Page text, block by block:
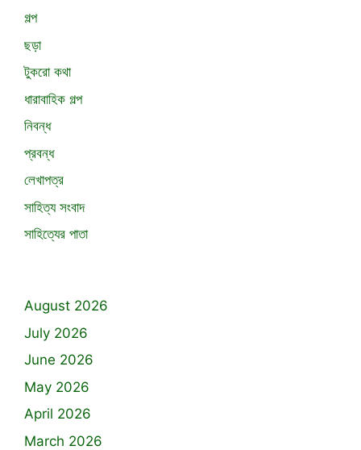
গল্প
ছড়া
টুকরো কথা
ধারাবাহিক গল্প
নিবন্ধ
প্রবন্ধ
লেখাপত্র
সাহিত্য সংবাদ
সাহিত্যের পাতা
August 2026
July 2026
June 2026
May 2026
April 2026
March 2026